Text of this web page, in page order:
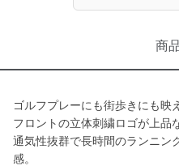
商
ゴルフプレーにも街歩きにも映
フロントの立体刺繍ロゴが上品
通気性抜群で長時間のランニン
感。